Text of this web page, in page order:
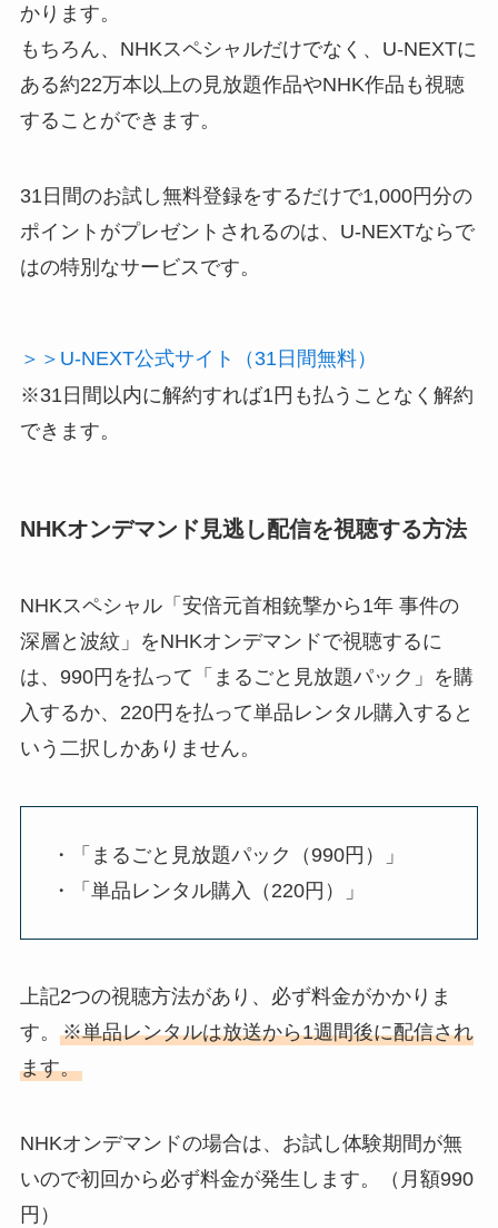
かります。
もちろん、NHKスペシャルだけでなく、U-NEXTに
ある約22万本以上の見放題作品やNHK作品も視聴
することができます。
31日間のお試し無料登録をするだけで1,000円分の
ポイントがプレゼントされるのは、U-NEXTならで
はの特別なサービスです。
＞＞U-NEXT公式サイト（31日間無料）
※31日間以内に解約すれば1円も払うことなく解約
できます。
NHKオンデマンド見逃し配信を視聴する方法
NHKスペシャル「安倍元首相銃撃から1年 事件の
深層と波紋」をNHKオンデマンドで視聴するに
は、990円を払って「まるごと見放題パック」を購
入するか、220円を払って単品レンタル購入すると
いう二択しかありません。
・「まるごと見放題パック（990円）」
・「単品レンタル購入（220円）」
上記2つの視聴方法があり、必ず料金がかかりま
す。 ※単品レンタルは放送から1週間後に配信され
ます。
NHKオンデマンドの場合は、お試し体験期間が無
いので初回から必ず料金が発生します。（月額990
円）